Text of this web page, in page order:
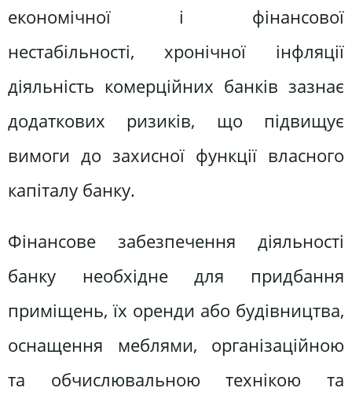
економічної і фінансової
нестабільності, хронічної інфляції
діяльність комерційних банків зазнає
додаткових ризиків, що підвищує
вимоги до захисної функції власного
капіталу банку.
Фінансове забезпечення діяльності
банку необхідне для придбання
приміщень, їх оренди або будівництва,
оснащення меблями, організаційною
та обчислювальною технікою та